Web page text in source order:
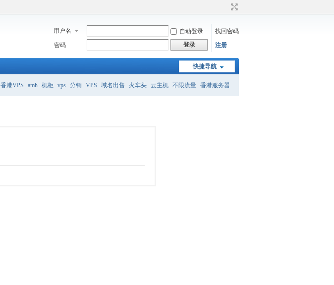
用户名 自动登录
找回密码
密码
登录 注册
快捷导航
香港VPS amh 机柜 vps 分销 VPS 域名出售 火车头 云主机 不限流量 香港服务器